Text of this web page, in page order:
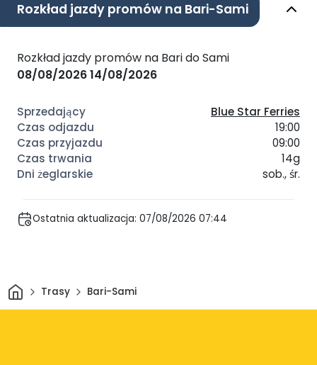
Rozkład jazdy promów na Bari-Sami
Rozkład jazdy promów na Bari do Sami
08/08/202614/08/2026
Blue Star Ferries
19:00
09:00
14g
sob., śr.
Ostatnia aktualizacja: 07/08/2026 07:44
DomTrasy Bari-Sami